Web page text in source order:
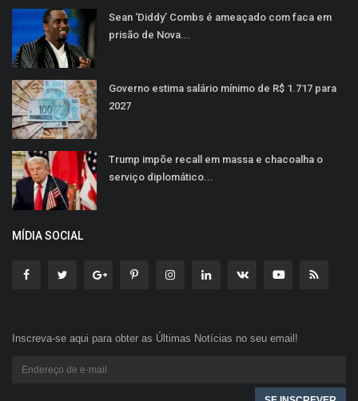
Sean ‘Diddy’ Combs é ameaçado com faca em
prisão de Nova...
Governo estima salário mínimo de R$ 1.717 para
2027
Trump impõe recall em massa e chacoalha o
serviço diplomático...
MÍDIA SOCIAL
Inscreva-se aqui para obter as Últimas Notícias no seu email!